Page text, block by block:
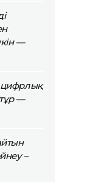
—
цифрлық
—
–